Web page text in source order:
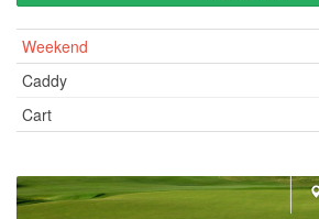
Weekend
Caddy
Cart